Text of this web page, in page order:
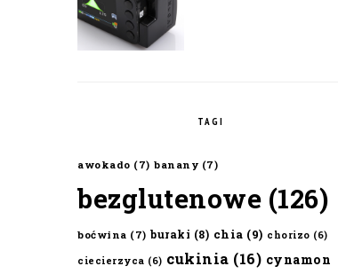
TAGI
awokado (7) banany (7)
bezglutenowe (126)
boćwina (7) buraki (8) chia (9) chorizo (6)
ciecierzyca (6) cukinia (16) cynamon